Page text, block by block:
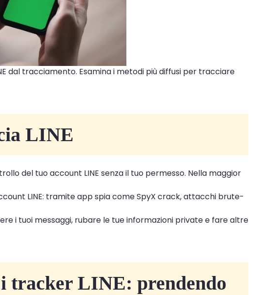
dal tracciamento. Esamina i metodi più diffusi per tracciare
LINE
del tuo account LINE senza il tuo permesso. Nella maggior
LINE: tramite app spia come SpyX crack, attacchi brute-
i tuoi messaggi, rubare le tue informazioni private e fare altre
tracker LINE: prendendo